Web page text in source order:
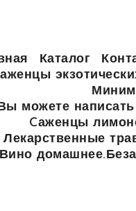
Каталог
Вы можете
Cаженцы
Лекарственные
Вино